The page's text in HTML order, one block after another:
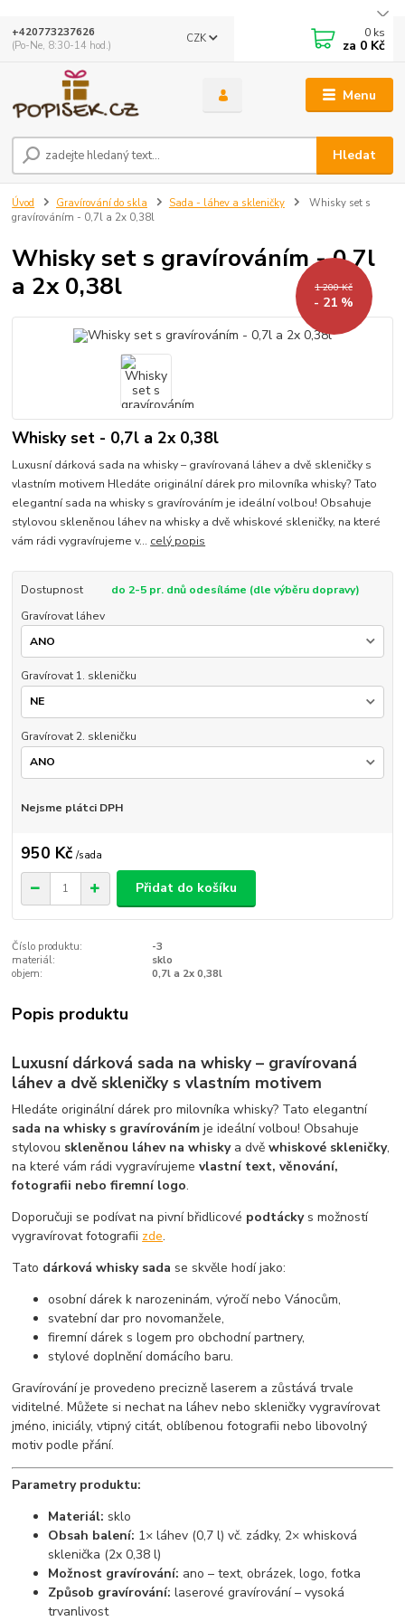
Menu
CZK
Hledat
+420773237626
(Po-Ne, 8:30-14 hod.)
0 ks
za 0 Kč
Úvod Gravírování do skla Sada - láhev a skleničky
Whisky set s
gravírováním - 0,7l a 2x 0,38l
Whisky set s gravírováním - 0,7l
a 2x 0,38l
1 200 Kč
- 21 %
Whisky set - 0,7l a 2x 0,38l
Luxusní dárková sada na whisky – gravírovaná láhev a dvě skleničky s
vlastním motivem Hledáte originální dárek pro milovníka whisky? Tato
elegantní sada na whisky s gravírováním je ideální volbou! Obsahuje
stylovou skleněnou láhev na whisky a dvě whiskové skleničky, na které
vám rádi vygravírujeme v... celý popis
Dostupnost
do 2-5 pr. dnů odesíláme (dle výběru dopravy)
Gravírovat láhev
Gravírovat 1. skleničku
Gravírovat 2. skleničku
Nejsme plátci DPH
950 Kč /sada
Přidat do košíku
Číslo produktu:
-3
materiál:
sklo
objem:
0,7l a 2x 0,38l
Popis produktu
Luxusní dárková sada na whisky – gravírovaná
láhev a dvě skleničky s vlastním motivem
Hledáte originální dárek pro milovníka whisky? Tato elegantní
sada na whisky s gravírováním je ideální volbou! Obsahuje
stylovou skleněnou láhev na whiskya dvěwhiskové skleničky,
na které vám rádi vygravírujemevlastní text, věnování,
fotografii nebo firemní logo.
Doporučuji se podívat na pivní břidlicové podtácky s možností
vygravírovat fotografii zde.
Tato dárková whisky sada se skvěle hodí jako:
osobní dárek k narozeninám, výročí nebo Vánocům,
svatební dar pro novomanžele,
firemní dárek s logem pro obchodní partnery,
stylové doplnění domácího baru.
Gravírování je provedeno precizně laserem a zůstává trvale
viditelné. Můžete si nechat na láhev nebo skleničky vygravírovat
jméno, iniciály, vtipný citát, oblíbenou fotografii nebo libovolný
motiv podle přání.
Parametry produktu:
Materiál: sklo
Obsah balení: 1× láhev (0,7 l) vč. zádky, 2× whisková
sklenička (2x 0,38 l)
Možnost gravírování: ano – text, obrázek, logo, fotka
Způsob gravírování: laserové gravírování – vysoká
trvanlivost